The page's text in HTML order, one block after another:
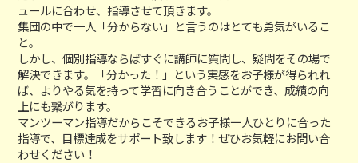
ュールに合わせ、指導させて頂きます。
集団の中で一人「分からない」と言うのはとても勇気がいるこ
と。
しかし、個別指導ならばすぐに講師に質問し、疑問をその場で
解決できます。「分かった！」という実感をお子様が得られれ
ば、よりやる気を持って学習に向き合うことができ、成績の向
上にも繋がります。
マンツーマン指導だからこそできるお子様一人ひとりに合った
指導で、目標達成をサポート致します！ぜひお気軽にお問い合
わせください！